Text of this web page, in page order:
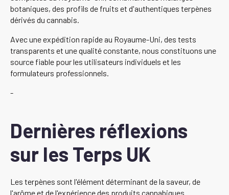
botaniques, des profils de fruits et d'authentiques terpènes
dérivés du cannabis.
Avec une expédition rapide au Royaume-Uni, des tests
transparents et une qualité constante, nous constituons une
source fiable pour les utilisateurs individuels et les
formulateurs professionnels.
-
Dernières réflexions
sur les Terps UK
Les terpènes sont l'élément déterminant de la saveur, de
l'arôme et de l'expérience des produits cannabiques